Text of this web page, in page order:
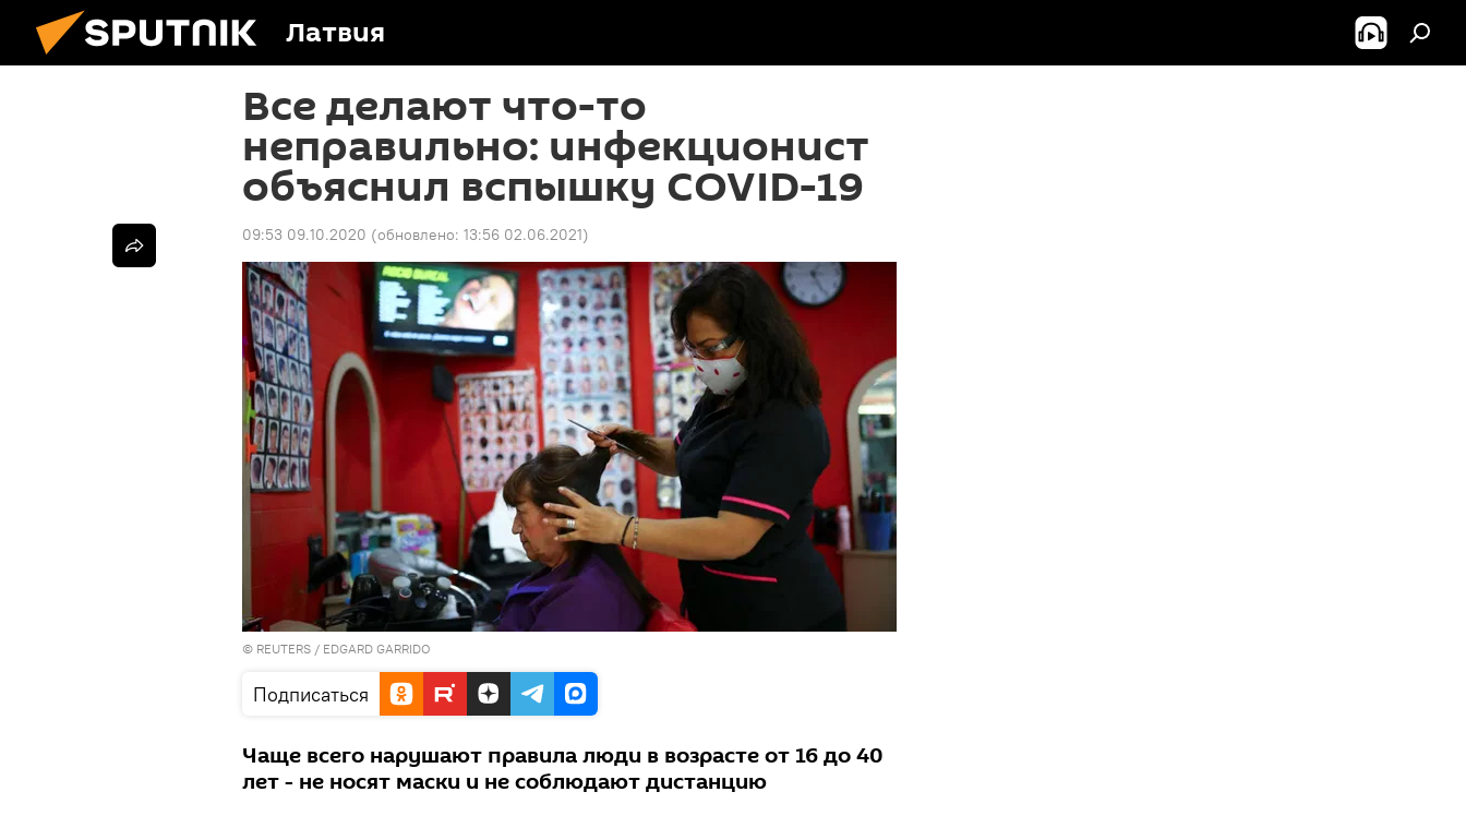
Латвия
Все делают что-то
неправильно: инфекционист
объяснил вспышку COVID-19
09:53 09.10.2020 (обновлено: 13:56 02.06.2021)
© REUTERS / EDGARD GARRIDO
Подписаться
Чаще всего нарушают правила люди в возрасте от 16 до 40
лет - не носят маски и не соблюдают дистанцию